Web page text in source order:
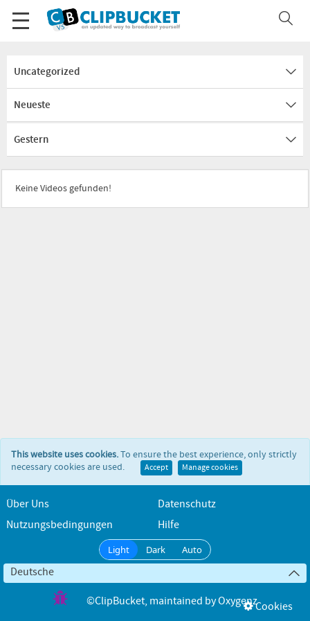
Uncategorized
Neueste
Gestern
Keine Videos gefunden!
This website uses cookies.To ensure the best experience, only strictly
necessary cookies are used.
Accept Manage cookies
Über Uns
Datenschutz
Nutzungsbedingungen
Hilfe
Light Dark Auto
Deutsche
©ClipBucket, maintained byOxygenzCookies